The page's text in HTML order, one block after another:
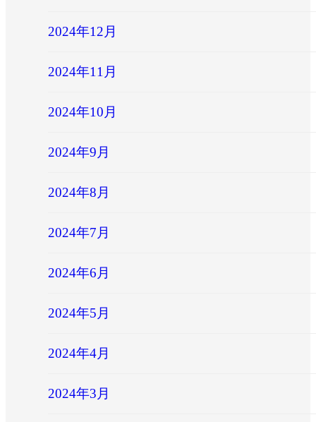
2024年12月
2024年11月
2024年10月
2024年9月
2024年8月
2024年7月
2024年6月
2024年5月
2024年4月
2024年3月